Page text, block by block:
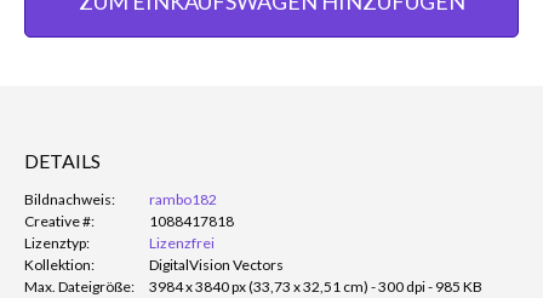
DETAILS
Bildnachweis:
rambo182
Creative #:
1088417818
Lizenztyp:
Lizenzfrei
Kollektion:
DigitalVision Vectors
Max. Dateigröße:
3984 x 3840 px (33,73 x 32,51 cm) - 300 dpi - 985 KB